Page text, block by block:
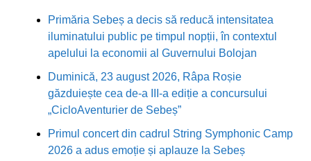
Primăria Sebeș a decis să reducă intensitatea
iluminatului public pe timpul nopții, în contextul
apelului la economii al Guvernului Bolojan
Duminică, 23 august 2026, Râpa Roșie
găzduiește cea de-a III-a ediție a concursului
„CicloAventurier de Sebeș”
Primul concert din cadrul String Symphonic Camp
2026 a adus emoție și aplauze la Sebeș